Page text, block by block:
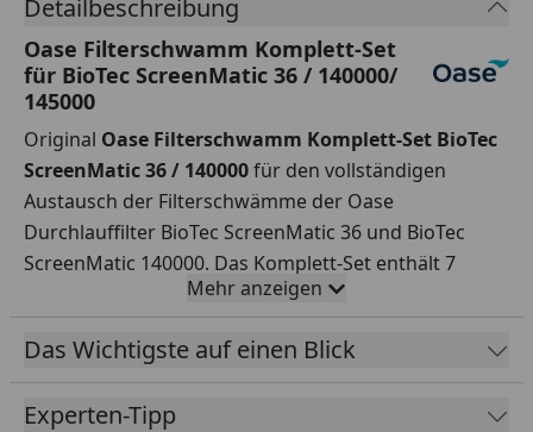
Detailbeschreibung
Oase Filterschwamm Komplett-Set
für BioTec ScreenMatic 36 / 140000/
145000
Original Oase Filterschwamm Komplett-Set BioTec
ScreenMatic 36 / 140000für den vollständigen
Austausch der Filterschwämme der Oase
Durchlauffilter BioTec ScreenMatic 36 und BioTec
ScreenMatic 140000. Das Komplett-Set enthält 7
passende rote Ersatzschwämme, 7 passende violette
Ersatzschwämme und 4 passende blaue
Ersatzschwämme.
Mehr anzeigen
Das Wichtigste auf einen Blick
Experten-Tipp